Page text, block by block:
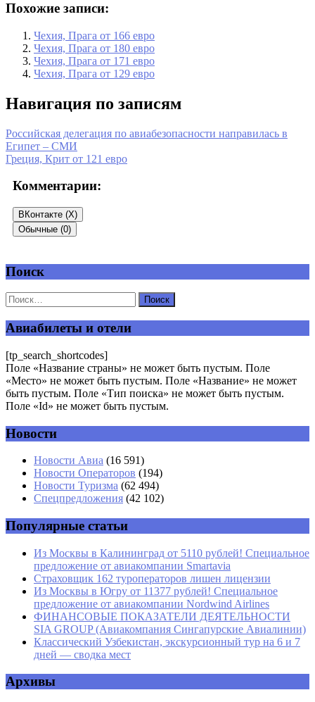
Похожие записи:
Чехия, Прага от 166 евро
Чехия, Прага от 180 евро
Чехия, Прага от 171 евро
Чехия, Прага от 129 евро
Навигация по записям
Российская делегация по авиабезопасности направилась в
Египет – СМИ
Греция, Крит от 121 евро
Комментарии:
ВКонтакте (X)
Обычные (0)
Добавить комментарий
Ваш адрес email не будет опубликован.
Имя *
Email*
Поиск
Авиабилеты и отели
[tp_search_shortcodes]
Поле «Название страны» не может быть пустым. Поле
«Место» не может быть пустым. Поле «Название» не может
быть пустым. Поле «Тип поиска» не может быть пустым.
Поле «Id» не может быть пустым.
Новости
Новости Авиа (16 591)
Новости Операторов (194)
Новости Туризма (62 494)
Спецпредложения (42 102)
Популярные статьи
Из Москвы в Калининград от 5110 рублей! Специальное
предложение от авиакомпании Smartavia
Страховщик 162 туроператоров лишен лицензии
Из Москвы в Югру от 11377 рублей! Специальное
предложение от авиакомпании Nordwind Airlines
ФИНАНСОВЫЕ ПОКАЗАТЕЛИ ДЕЯТЕЛЬНОСТИ
SIA GROUP (Авиакомпания Сингапурские Авиалинии)
Классический Узбекистан, экскурсионный тур на 6 и 7
дней — сводка мест
Архивы